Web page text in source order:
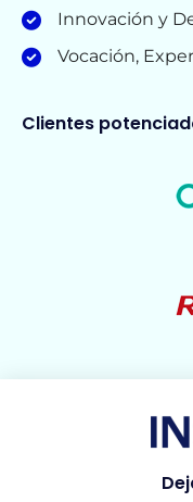
Innovación y
Vocación,
Clientes